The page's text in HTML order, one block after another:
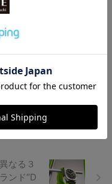
しカラー”ウオッ
ちをイメージしたキ
なる３
ンド“D